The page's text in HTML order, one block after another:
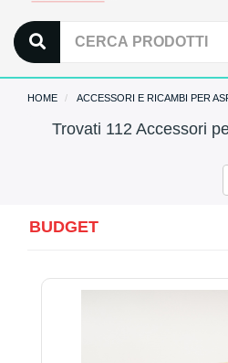
HOME ACCESSORI E RICAMBI PER
Trovati 112 Accessori
BUDGET